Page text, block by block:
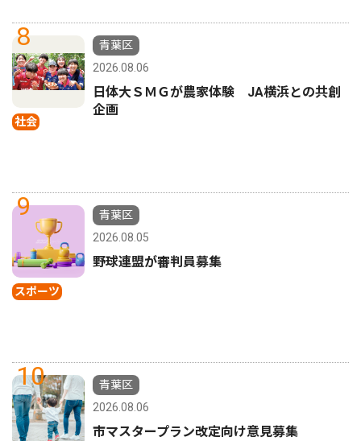
8
社会
青葉区
2026.08.06
日体大ＳＭＧが農家体験 JA横浜との共創
企画
9
スポーツ
青葉区
2026.08.05
野球連盟が審判員募集
10
青葉区
2026.08.06
市マスタープラン改定向け意見募集